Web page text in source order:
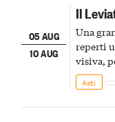
05 AUG
10 AUG
Il
Una
reperti
visiva,
della
Asti